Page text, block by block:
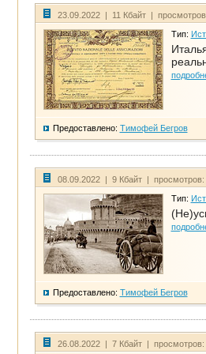
23.09.2022 | 11 Кбайт |
Тип:
Предоставлено: Тимофей Бегров
08.09.2022 | 9 Кбайт | просмотров:
Тип:
Предоставлено: Тимофей Бегров
26.08.2022 | 7 Кбайт | просмотров: